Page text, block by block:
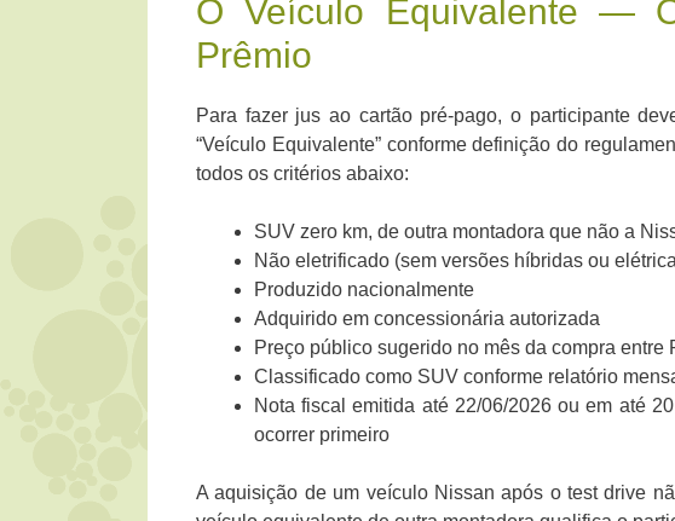
O Veículo Equivalente —
Prêmio
Para fazer jus ao cartão pré-pago, o participante
“Veículo Equivalente” conforme definição do
todos os critérios abaixo:
SUV zero km, de outra montadora que não a
Não eletrificado (sem versões híbridas ou
Produzido nacionalmente
Adquirido em concessionária autorizada
Preço público sugerido no mês da compra entre
Classificado como SUV conforme relatório
Nota fiscal emitida até 22/06/2026 ou em até
ocorrer primeiro
A aquisição de um veículo Nissan após o test drive